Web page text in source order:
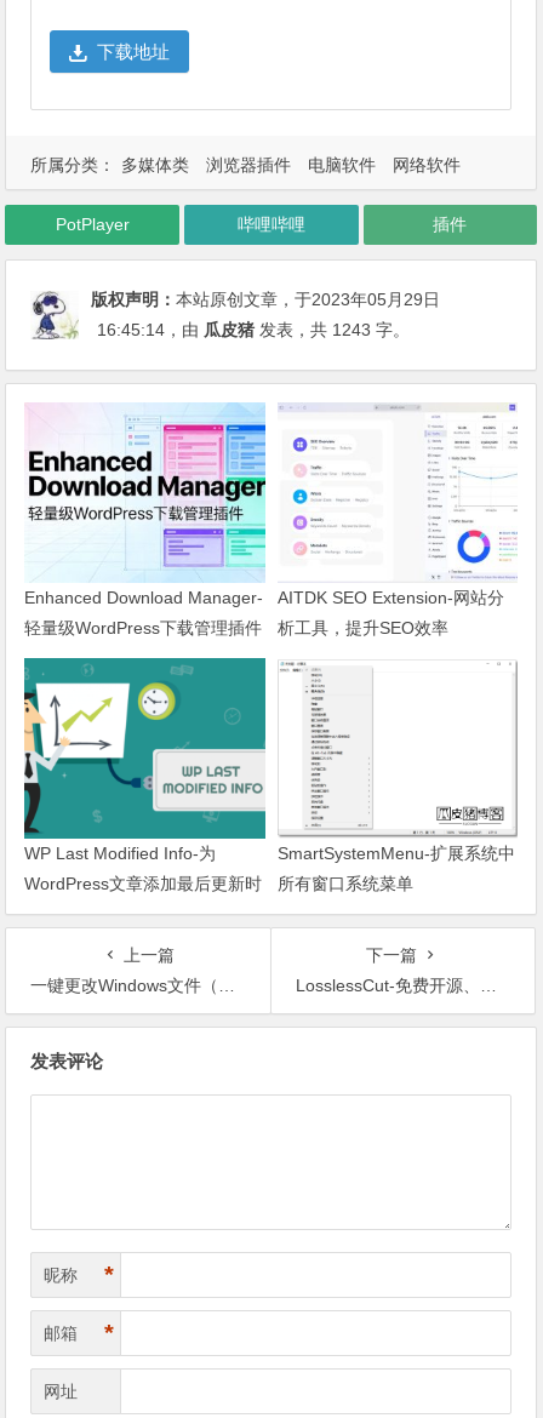
下载地址
所属分类： 多媒体类 浏览器插件 电脑软件 网络软件
PotPlayer 哔哩哔哩 插件
版权声明：本站原创文章，于2023年05月29日
16:45:14 ，由 瓜皮猪 发表，共 1243 字。
Enhanced Download Manager-
轻量级WordPress下载管理插件
AITDK SEO Extension-网站分
析工具，提升SEO效率
WP Last Modified Info-为
WordPress文章添加最后更新时
间
SmartSystemMenu-扩展系统中
所有窗口系统菜单
上一篇
一键更改Windows文件（夹）所有者
下一篇
LosslessCut-免费开源、简单易用、功能强大的无损切割视频软件
发表评论
昵称 *
邮箱 *
网址